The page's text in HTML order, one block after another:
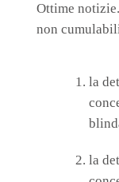
Ottime
non
la
la